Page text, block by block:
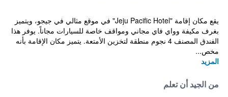
يقع مكان إقامة "Jeju Pacific Hotel" في موقع مثالي في جيجو، ويتميز
بغرف مكيفة وواي فاي مجاني ومواقف خاصة للسيارات مجاناً. يوفر هذا
الفندق المصنف 4 نجوم منطقة لتخزين الأمتعة. يتميز مكان الإقامة بأنه
مخص...
المزيد
من الجيد أن تعلم